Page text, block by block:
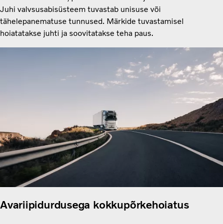
Juhi valvsusabisüsteem tuvastab unisuse või
tähelepanematuse tunnused. Märkide tuvastamisel
hoiatatakse juhti ja soovitatakse teha paus.
Avariipidurdusega kokkupõrkehoiatus